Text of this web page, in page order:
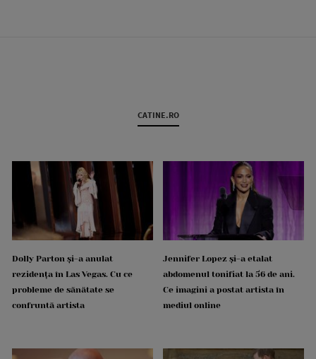
CATINE.RO
Dolly Parton și-a anulat
rezidența în Las Vegas. Cu ce
probleme de sănătate se
confruntă artista
Jennifer Lopez și-a etalat
abdomenul tonifiat la 56 de ani.
Ce imagini a postat artista în
mediul online